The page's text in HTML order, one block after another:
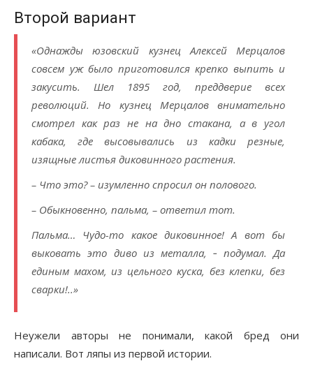
Второй вариант
«Однажды юзовский кузнец Алексей Мерцалов
совсем уж было приготовился крепко выпить и
закусить. Шел 1895 год, преддверие всех
революций. Но кузнец Мерцалов внимательно
смотрел как раз не на дно стакана, а в угол
кабака, где высовывались из кадки резные,
изящные листья диковинного растения.
– Что это? – изумленно спросил он полового.
– Обыкновенно, пальма, – ответил тот.
Пальма… Чудо-то какое диковинное! А вот бы
выковать это диво из металла, ‑ подумал. Да
единым махом, из цельного куска, без клепки, без
сварки!..»
Неужели авторы не понимали, какой бред они
написали. Вот ляпы из первой истории.